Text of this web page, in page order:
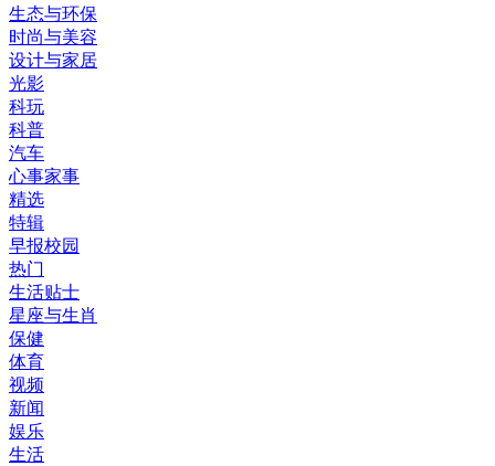
生态与环保
时尚与美容
设计与家居
光影
科玩
科普
汽车
心事家事
精选
特辑
早报校园
热门
生活贴士
星座与生肖
保健
体育
视频
新闻
娱乐
生活